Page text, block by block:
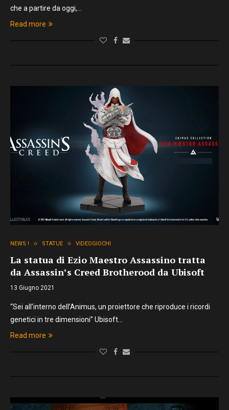
che a partire da oggi,…
Read more
NEWS ! STATUE VIDEOGIOCHI
La statua di Ezio Maestro Assassino tratta
da Assassin’s Creed Brotherood da Ubisoft
13 Giugno 2021
“Sei all’interno dell’Animus, un proiettore che riproduce i ricordi
genetici in tre dimensioni” Ubisoft…
Read more